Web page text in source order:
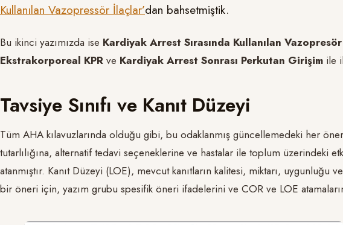
Kullanılan Vazopressör İlaçlar’dan bahsetmiştik.
Bu ikinci yazımızda ise Kardiyak Arrest Sırasında Kullanılan
Ekstrakorporeal KPR ve Kardiyak Arrest Sonrası Perkutan Girişim ile
Tavsiye Sınıfı ve Kanıt Düzeyi
Tüm AHA kılavuzlarında olduğu gibi, bu odaklanmış güncellemedeki her
tutarlılığına, alternatif tedavi seçeneklerine ve hastalar ile toplum üzerindeki
atanmıştır. Kanıt Düzeyi (LOE), mevcut kanıtların kalitesi, miktarı, uygunluğu
bir öneri için, yazım grubu spesifik öneri ifadelerini ve COR ve LOE